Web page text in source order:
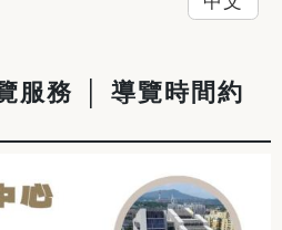
服務 │ 導覽時間約